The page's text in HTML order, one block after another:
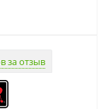
за отзыв